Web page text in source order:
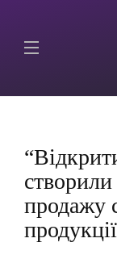
продажу
продукції